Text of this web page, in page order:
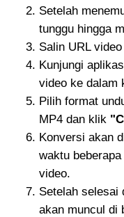
Setelah
tunggu hingga
Salin URL
Kunjungi
video ke dalam
Pilih format
MP4 dan klik
Konversi akan
waktu
video.
Setelah selesai
akan muncul di